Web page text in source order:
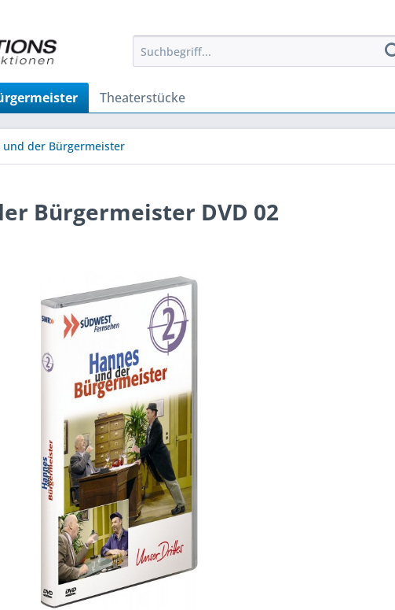
Theaterstücke
und der Bürgermeister
Bürgermeister DVD 02